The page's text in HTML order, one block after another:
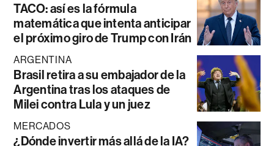
TACO: así es la fórmula
matemática que intenta anticipar
el próximo giro de Trump con Irán
ARGENTINA
Brasil retira a su embajador de la
Argentina tras los ataques de
Milei contra Lula y un juez
MERCADOS
¿Dónde invertir más allá de la IA?